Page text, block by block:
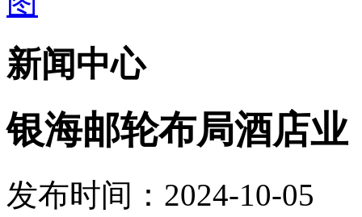
新闻中心
银海邮轮布局酒店业
发布时间：2024-10-05